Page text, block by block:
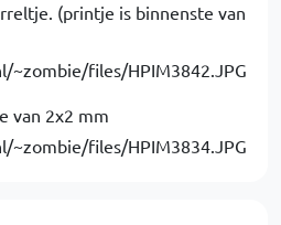
(printje is binnenste van
van 2x2 mm